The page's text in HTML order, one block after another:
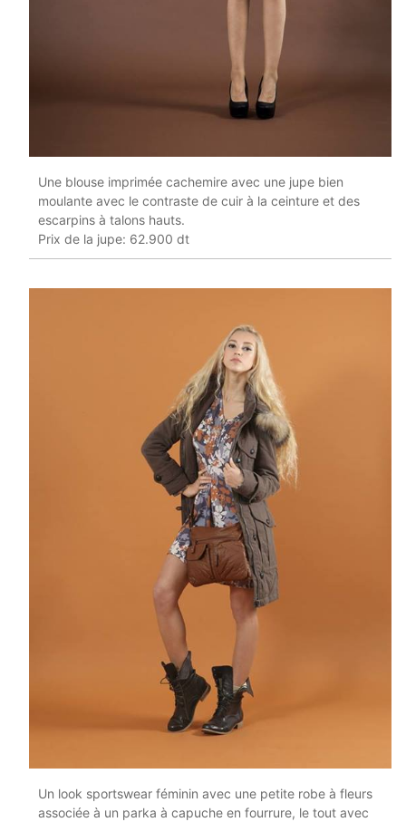
Une blouse imprimée cachemire avec une jupe bien
moulante avec le contraste de cuir à la ceinture et des
escarpins à talons hauts.
Prix de la jupe: 62.900 dt
Un look sportswear féminin avec une petite robe à fleurs
associée à un parka à capuche en fourrure, le tout avec